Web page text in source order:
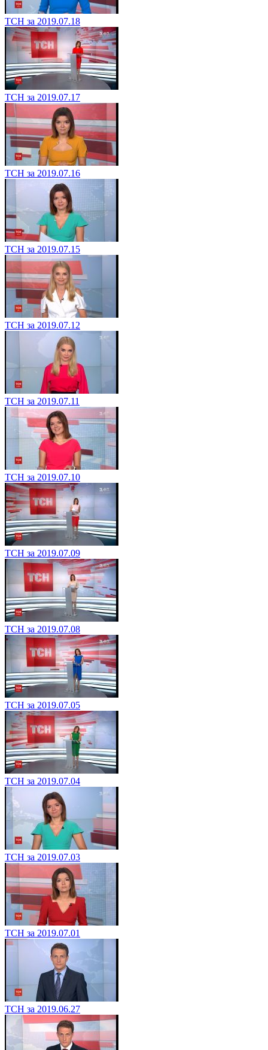
ТСН за 2019.07.18
ТСН за 2019.07.17
ТСН за 2019.07.16
ТСН за 2019.07.15
ТСН за 2019.07.12
ТСН за 2019.07.11
ТСН за 2019.07.10
ТСН за 2019.07.09
ТСН за 2019.07.08
ТСН за 2019.07.05
ТСН за 2019.07.04
ТСН за 2019.07.03
ТСН за 2019.07.01
ТСН за 2019.06.27